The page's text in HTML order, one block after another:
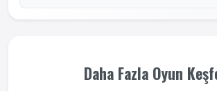
Daha Fazla Oyun